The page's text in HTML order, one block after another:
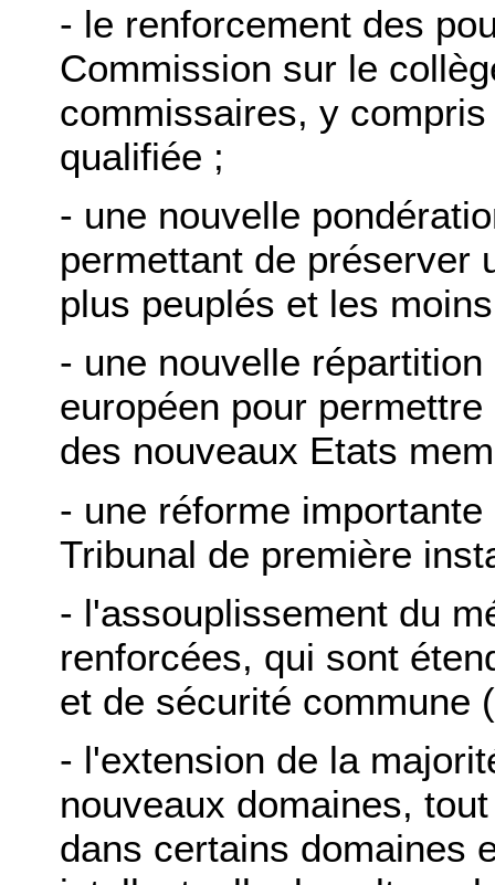
- le renforcement des
Commission sur le
commissaires, y
qualifiée ;
- une nouvelle
permettant de préserver
plus peuplés et les
- une nouvelle
européen pour
des nouveaux Etats
- une réforme
Tribunal de première
- l'assouplissement du
renforcées, qui sont
et de sécurité commune
- l'extension de la
nouveaux domaines,
dans certains domaines